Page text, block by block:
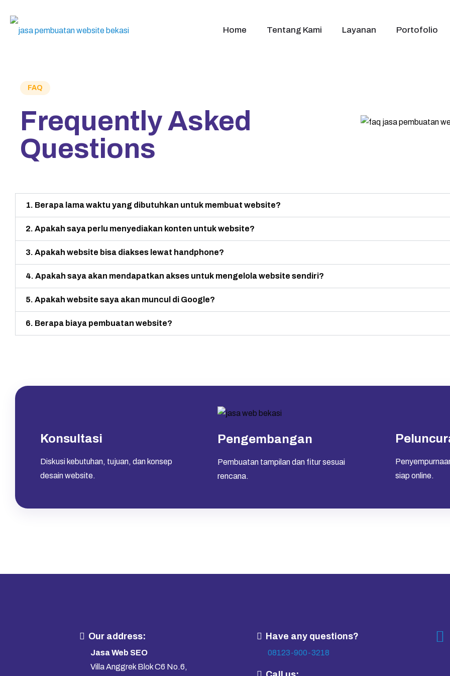
Home Tentang Kami Layanan Portofolio
FAQ
Frequently Asked
Questions
1. Berapa lama waktu yang dibutuhkan untuk membuat website?
2. Apakah saya perlu menyediakan konten untuk website?
3. Apakah website bisa diakses lewat handphone?
4. Apakah saya akan mendapatkan akses untuk mengelola website sendiri?
5. Apakah website saya akan muncul di Google?
6. Berapa biaya pembuatan website?
Konsultasi
Diskusi kebutuhan, tujuan, dan konsep
desain website.
Pengembangan
Pembuatan tampilan dan fitur sesuai
rencana.
siap online.
Our address:
Jasa Web SEO
Villa Anggrek Blok C6 No.6,
Have any questions?
08123-900-3218